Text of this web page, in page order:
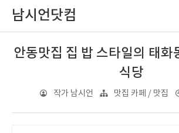
남시언닷컴
안동맛집 집 밥 스타일의 태화
식당
작가 남시언 맛집 카페 / 맛집